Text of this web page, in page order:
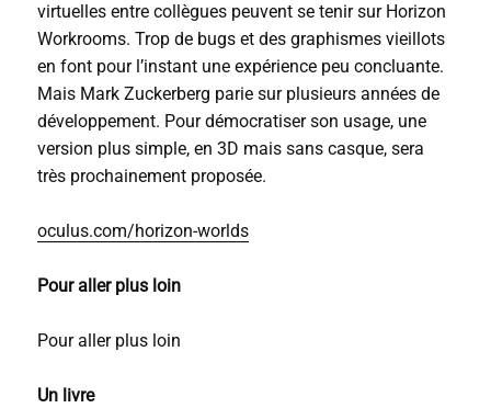
virtuelles entre collègues peuvent se tenir sur Horizon
Workrooms. Trop de bugs et des graphismes vieillots
en font pour l’instant une expérience peu concluante.
Mais Mark Zuckerberg parie sur plusieurs années de
développement. Pour démocratiser son usage, une
version plus simple, en 3D mais sans casque, sera
très prochainement proposée.
oculus.com/horizon-worlds
Pour aller plus loin
Pour aller plus loin
Un livre